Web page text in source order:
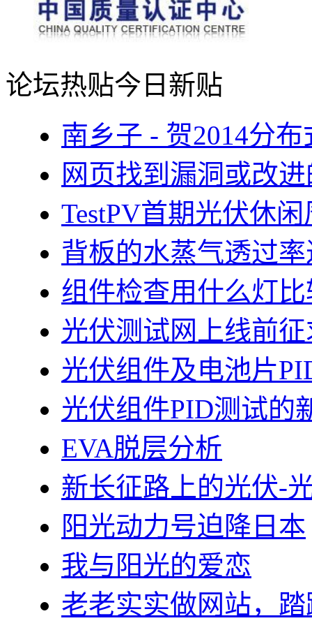
论坛热贴今日新贴
南乡子 - 贺2014分
网页找到漏洞或改
TestPV首期光伏休
背板的水蒸气透过
组件检查用什么灯
光伏测试网上线前
光伏组件及电池片
光伏组件PID测试的
EVA脱层分析
新长征路上的光伏-
阳光动力号迫降日本
我与阳光的爱恋
老老实实做网站，